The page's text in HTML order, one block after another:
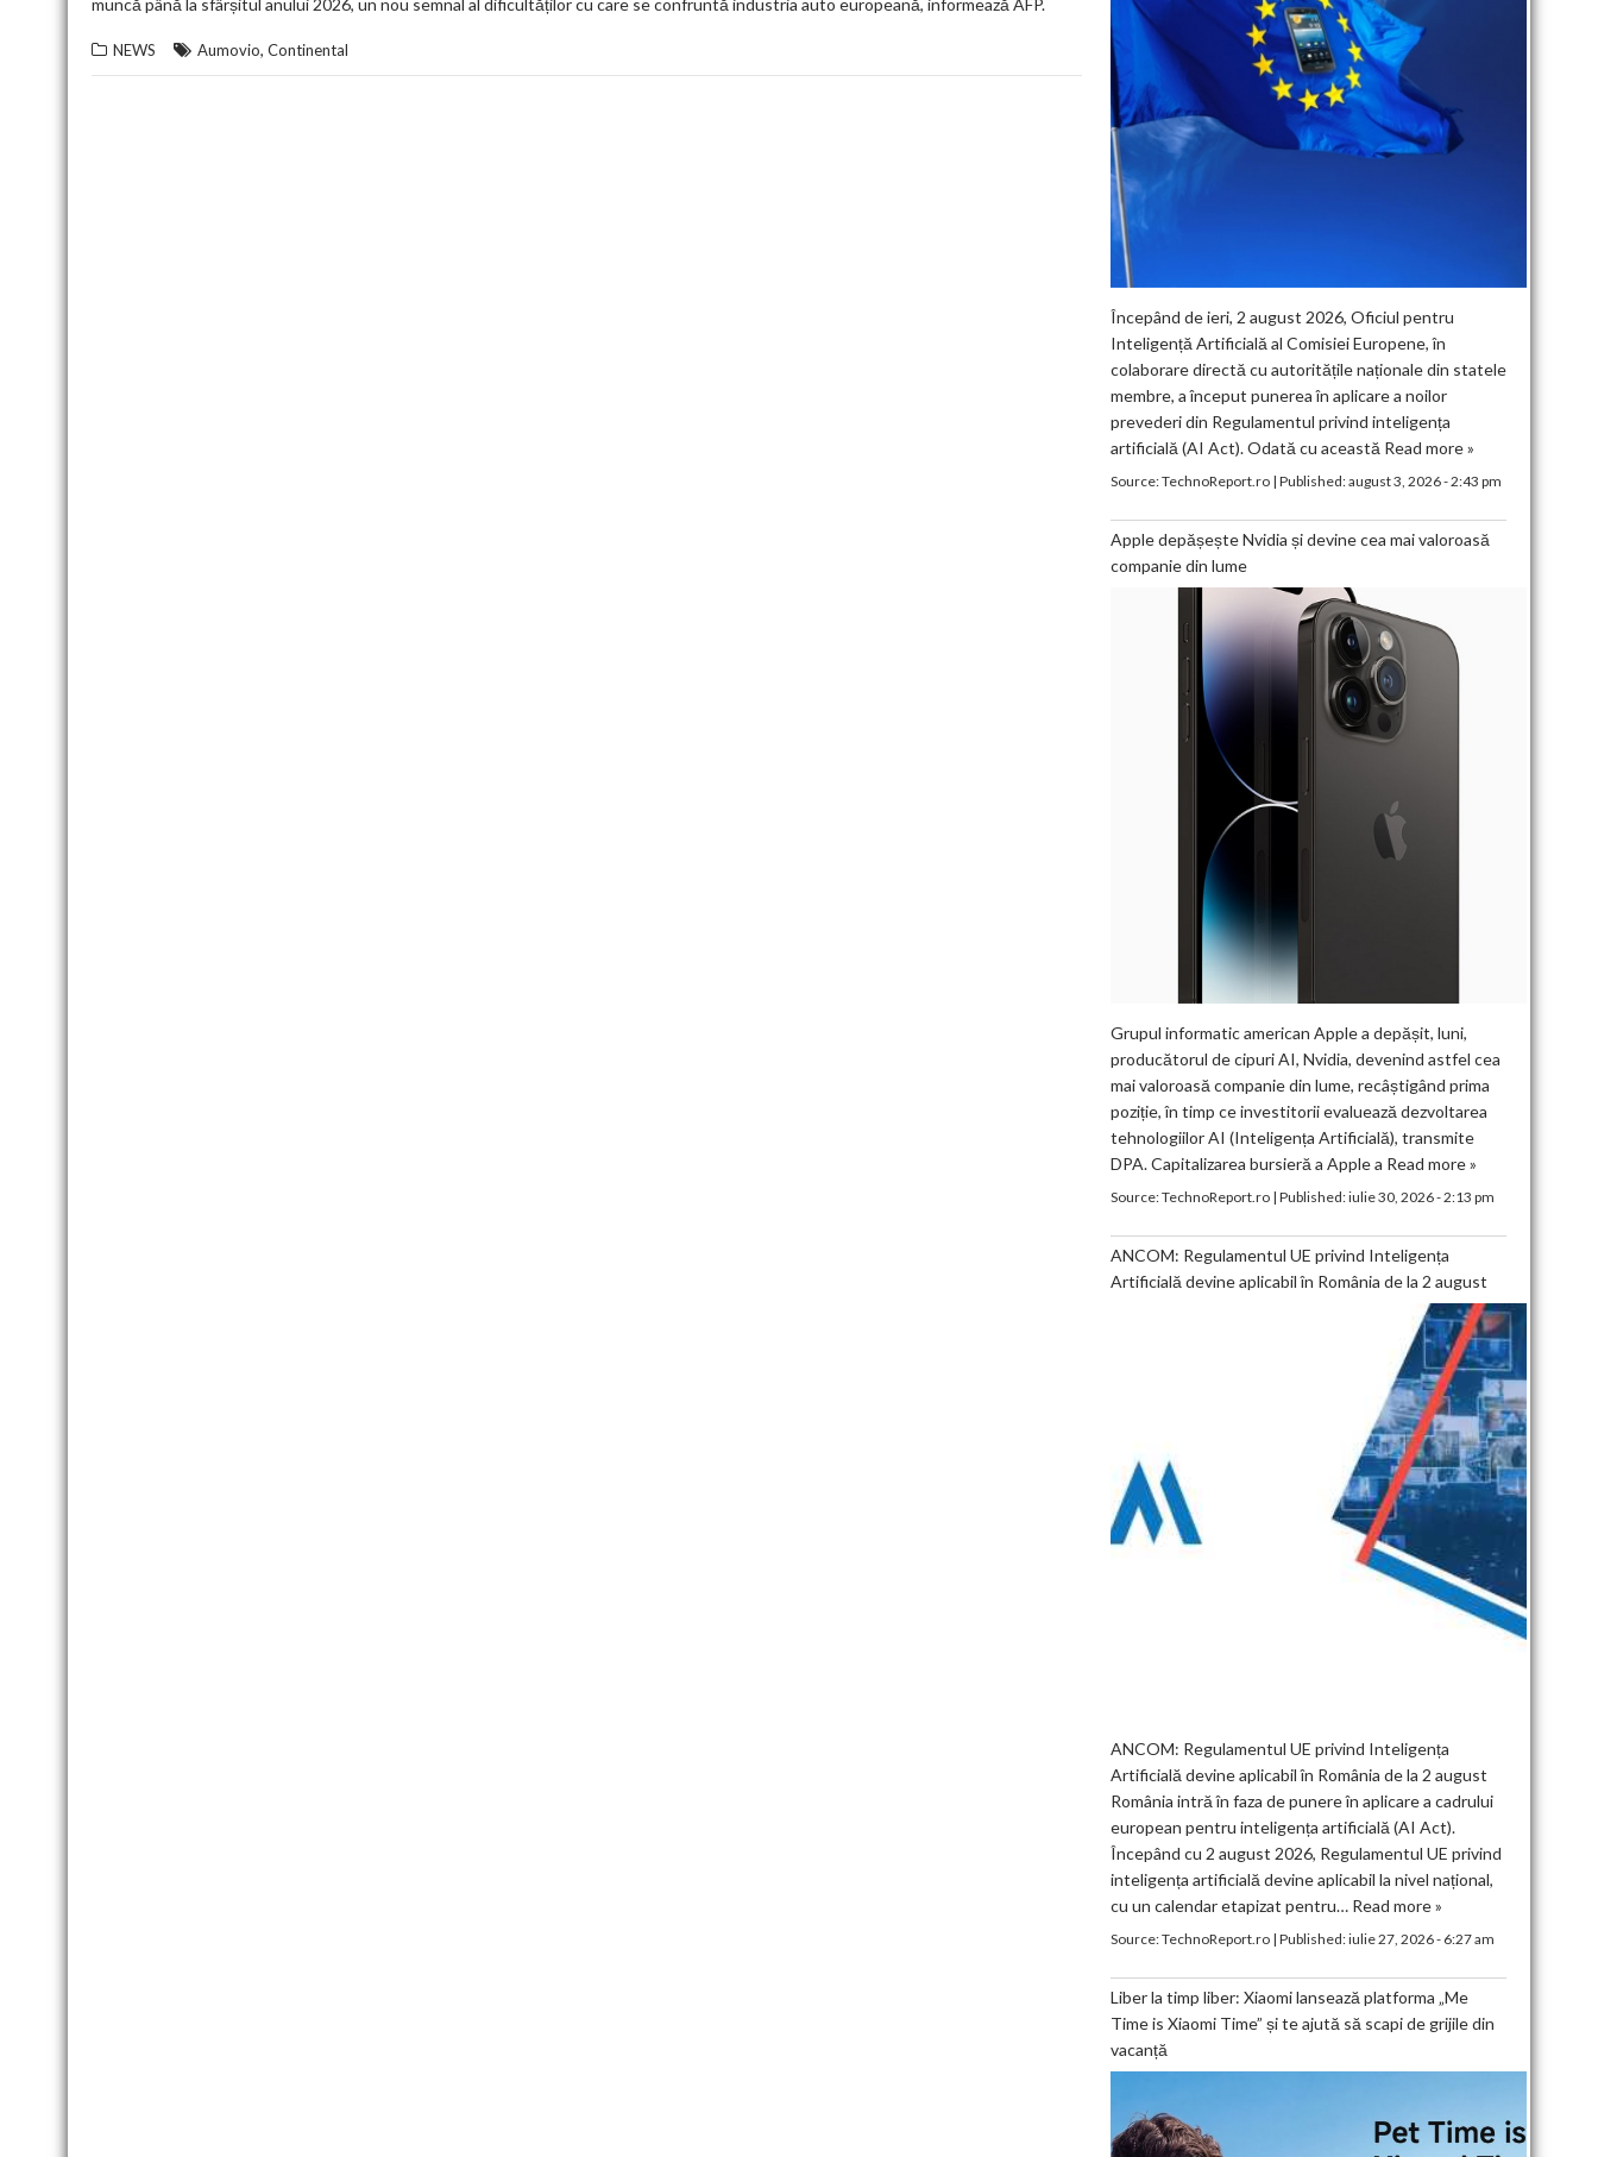
NEWS Aumovio, Continental
Începând de ieri, 2 august 2026, Oficiul pentru
Inteligență Artificială al Comisiei Europene, în
colaborare directă cu autoritățile naționale din statele
membre, a început punerea în aplicare a noilor
prevederi din Regulamentul privind inteligența
artificială (AI Act). Odată cu această Read more »
Source:TechnoReport.ro| Published:august 3, 2026 - 2:43 pm
Apple depășește Nvidia și devine cea mai valoroasă
companie din lume
Grupul informatic american Apple a depășit, luni,
producătorul de cipuri AI, Nvidia, devenind astfel cea
mai valoroasă companie din lume, recâștigând prima
poziție, în timp ce investitorii evaluează dezvoltarea
tehnologiilor AI (Inteligența Artificială), transmite
DPA. Capitalizarea bursieră a Apple a Read more »
Source:TechnoReport.ro| Published:iulie 30, 2026 - 2:13 pm
ANCOM: Regulamentul UE privind Inteligența
Artificială devine aplicabil în România de la 2 august
ANCOM: Regulamentul UE privind Inteligența
Artificială devine aplicabil în România de la 2 august
România intră în faza de punere în aplicare a cadrului
european pentru inteligența artificială (AI Act).
Începând cu 2 august 2026, Regulamentul UE privind
inteligența artificială devine aplicabil la nivel național,
cu un calendar etapizat pentru… Read more »
Source:TechnoReport.ro| Published:iulie 27, 2026 - 6:27 am
Liber la timp liber: Xiaomi lansează platforma „Me
Time is Xiaomi Time” și te ajută să scapi de grijile din
vacanță